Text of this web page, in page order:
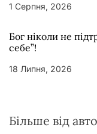
1 Серпня, 2026
Бог ніколи не
себе”!
18 Липня, 2026
Більше від